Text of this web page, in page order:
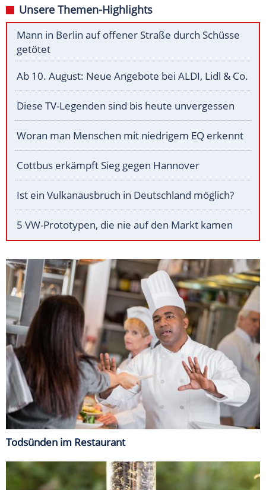
Unsere Themen-Highlights
Mann in Berlin auf offener Straße durch Schüsse
getötet
Ab 10. August: Neue Angebote bei ALDI, Lidl & Co.
Diese TV-Legenden sind bis heute unvergessen
Woran man Menschen mit niedrigem EQ erkennt
Cottbus erkämpft Sieg gegen Hannover
Ist ein Vulkanausbruch in Deutschland möglich?
5 VW-Prototypen, die nie auf den Markt kamen
Todsünden im Restaurant